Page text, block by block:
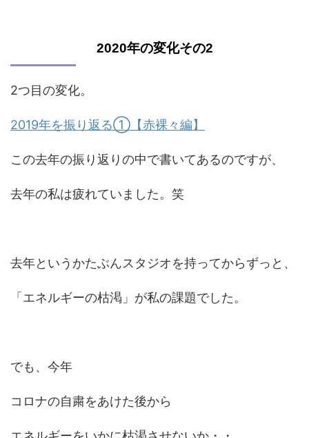
2020年の変化その2
2つ目の変化。
2019年を振り返る①【赤裸々編】
この去年の振り返りの中で書いてあるのですが、
去年の私は疲れていました。笑
去年というかたぶんスタジオを持ってからずっと、
「エネルギーの枯渇」が私の課題でした。
でも、今年
コロナの自粛をあけた後から